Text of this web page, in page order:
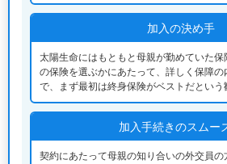
加入の決め手
太陽生命にはもともと母親が勤めていた
の保険を選ぶかにあたって、詳しく保障
で、まず最初は終身保険がベストだとい
ど悩みもなく自分も納得して契約した
加入手続きのスムー
契約にあたって母親の知り合いの外交員